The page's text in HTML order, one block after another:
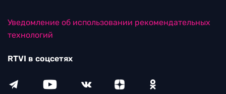
Уведомление об использовании рекомендательных
технологий
RTVI в соцсетях